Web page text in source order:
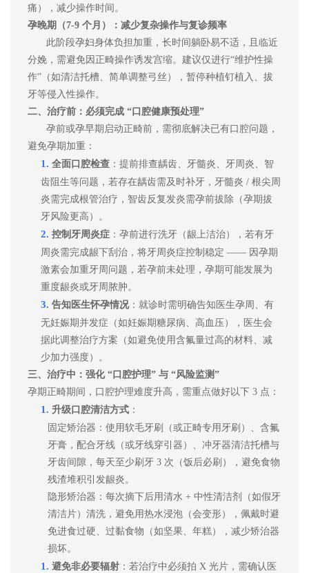
痛），减少操作时间。
孕晚期（7-9 个月）：减少复杂操作与复诊频率
此阶段孕妇身体负担加重，长时间躺卧易不适，且临近
分娩，需避免因正畸操作诱发宫缩。建议仅进行“维护性操
作”（如清洁托槽、简单调整弓丝 ）
，暂停种植钉植入、拔
牙等侵入性操作。
二、治疗前：必须完成 “口腔健康预处理”
孕前或孕早期启动正畸前，需彻底解决已有口腔问题，
避免孕期加重：
1. 全面口腔检查 ：提前排查龋齿、牙髓炎、牙周炎、智
齿阻生等问题，若存在龋齿需及时补牙，牙髓炎 / 根尖周
炎需完成根管治疗，智齿反复发炎需孕前拔除（孕期拔
牙风险更高）。
2. 控制牙周炎症 ：孕前进行洗牙（龈上洁治），若有牙
周炎需完成龈下刮治，将牙周炎症控制稳定 —— 因孕期
激素会加重牙周问题，若孕前未处理，孕期可能发展为
重度龈炎或牙周脓肿。
3. 告知医生怀孕情况：就诊时需明确告知医生孕周、有
无妊娠期并发症（如妊娠期糖尿病、高血压），医生会
据此调整治疗方案（如避免使用含氟量过高的材料、减
少加力强度）。
三、治疗中：强化 “口腔护理” 与 “风险监测”
孕期正畸期间，口腔护理难度升高，需重点做好以下 3 点：
1. 升级口腔清洁方式 ：
固定矫治器：使用软毛牙刷（或正畸专用牙刷）、含氟
牙膏，配合牙线（或牙线穿引器）、冲牙器清洁托槽与
牙齿间隙，每天至少刷牙 3 次（饭后必刷），避免食物
残渣堆积引发龈炎。
隐形矫治器：每次摘下后用清水 + 中性清洁剂（如假牙
清洁片）清洗，避免用热水浸泡（会变形），佩戴时避
免进食过硬、过黏食物（如坚果、年糕），减少矫治器
损坏。
1. 避免非必要辐射 ：若治疗中必须拍 X 光片，需确认医